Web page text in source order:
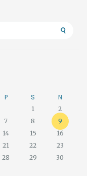
P S N
1
2
7 8
9
14 15
16
21 22
23
28 29
30